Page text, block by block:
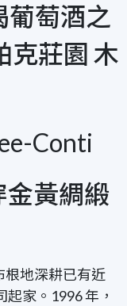
葡萄酒之
克莊園 木
Conti
金黃綢緞
地深耕已有近
家。1996 年，